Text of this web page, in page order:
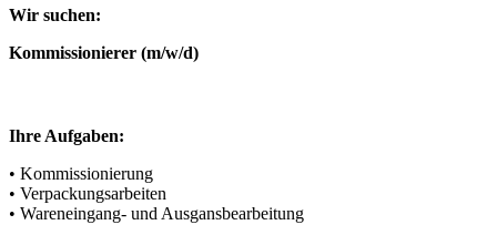
Wir suchen:
Kommissionierer (m/w/d)
Ihre Aufgaben:
• Kommissionierung
• Verpackungsarbeiten
• Wareneingang- und Ausgansbearbeitung